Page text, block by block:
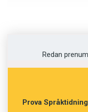
Redan
Prova